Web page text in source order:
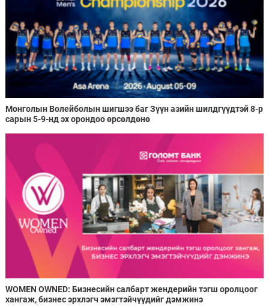
Монголын Волейболын шигшээ баг Зүүн азийн шилдгүүдтэй 8-р
сарын 5-9-нд эх орондоо өрсөлдөнө
WOMEN OWNED: Бизнесийн салбарт жендерийн тэгш оролцоог
хангаж, бизнес эрхлэгч эмэгтэйчүүдийг дэмжинэ